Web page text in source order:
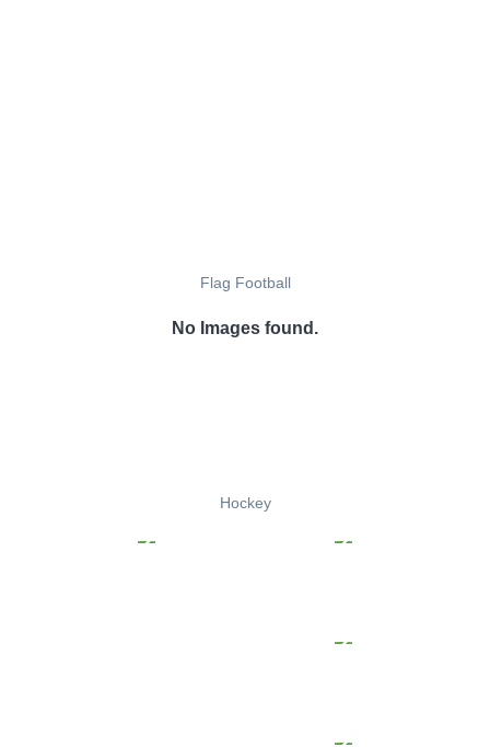
Flag Football
No Images found.
Hockey